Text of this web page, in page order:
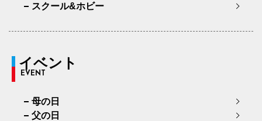
スクール&ホビー
イベント
EVENT
母の日
父の日